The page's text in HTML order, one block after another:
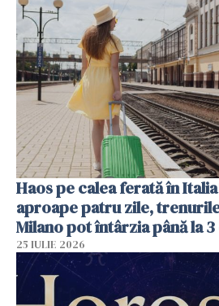
Haos pe calea ferată în
aproape patru zile,
Milano pot întârzia până la
25 IULIE 2026